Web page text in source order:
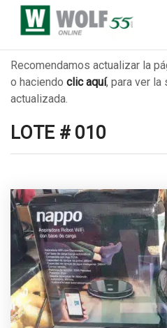
Recomendamos actualizar la
o haciendo clic aquí, para ver la
actualizada.
LOTE # 010